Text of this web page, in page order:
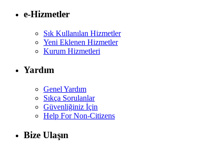
e-Hizmetler
Sık Kullanılan Hizmetler
Yeni Eklenen Hizmetler
Kurum Hizmetleri
Yardım
Genel Yardım
Sıkça Sorulanlar
Güvenliğiniz İçin
Help For Non-Citizens
Bize Ulaşın